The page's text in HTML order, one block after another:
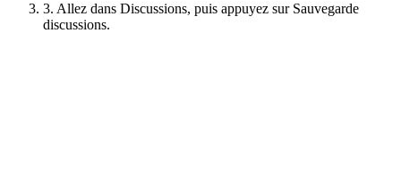
3. Allez dans Discussions, puis appuyez sur Sauvegarde
discussions.